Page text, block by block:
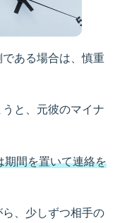
ある場合は、慎重
と、元彼のマイナ
期間を置いて連絡を
、少しずつ相手の